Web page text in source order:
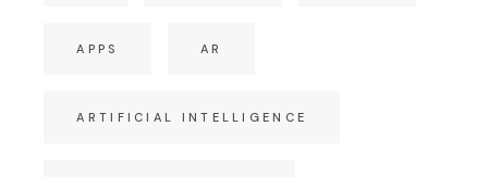
APPS AR
ARTIFICIAL INTELLIGENCE